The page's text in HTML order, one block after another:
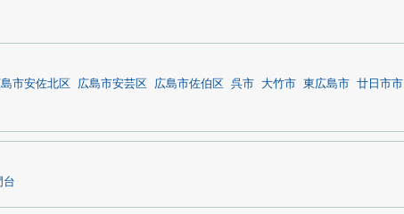
市安佐北区 広島市安芸区 広島市佐伯区 呉市 大竹市 東広島市 廿日市市
台